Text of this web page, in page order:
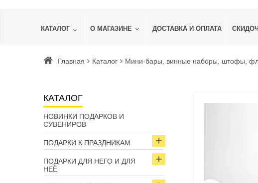
КАТАЛОГ О МАГАЗИНЕ ДОСТАВКА И ОПЛАТА
Главная Каталог Мини-бары, винные наборы, штофы,
КАТАЛОГ
НОВИНКИ ПОДАРКОВ И
СУВЕНИРОВ
ПОДАРКИ К ПРАЗДНИКАМ
ПОДАРКИ ДЛЯ НЕГО И ДЛЯ
НЕЁ